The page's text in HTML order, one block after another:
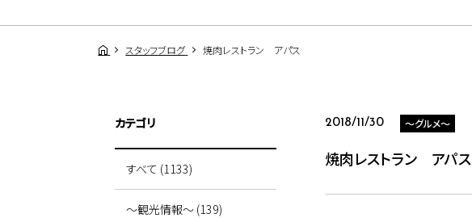
スタッフブログ 焼肉レストラン アパス
2018/11/30 ～グルメ～
焼肉レストラン アパス
カテゴリ
すべて (1133)
～観光情報～ (139)